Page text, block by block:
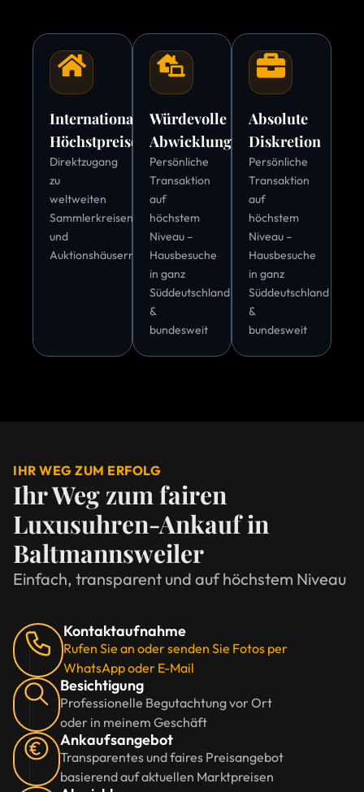
Internationale
Höchstpreise
Direktzugang
zu
weltweiten
Sammlerkreisen
und
Auktionshäusern
Würdevolle
Abwicklung
Persönliche
Transaktion
auf
höchstem
Niveau –
Hausbesuche
in ganz
Süddeutschland
&
bundesweit
Absolute
Diskretion
Persönliche
Transaktion
auf
höchstem
Niveau –
Hausbesuche
in ganz
Süddeutschland
&
bundesweit
IHR WEG ZUM ERFOLG
Ihr Weg zum fairen
Luxusuhren-Ankauf in
Baltmannsweiler
Einfach, transparent und auf höchstem Niveau
Kontaktaufnahme
Rufen Sie an oder senden Sie Fotos per
WhatsApp oder E-Mail
Besichtigung
Professionelle Begutachtung vor Ort
oder in meinem Geschäft
Ankaufsangebot
Transparentes und faires Preisangebot
basierend auf aktuellen Marktpreisen